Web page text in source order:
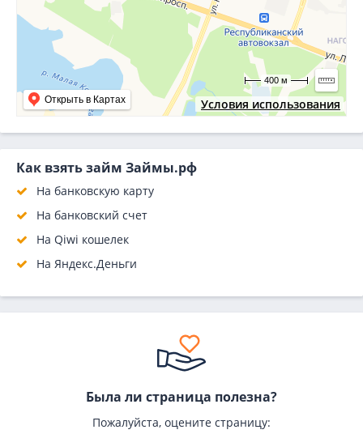
Условия использования
Открыть в Картах
400 м
Как взять займ Займы.рф
На банковскую карту
На банковский счет
На Qiwi кошелек
На Яндекс.Деньги
Была ли страница полезна?
Пожалуйста, оцените страницу: